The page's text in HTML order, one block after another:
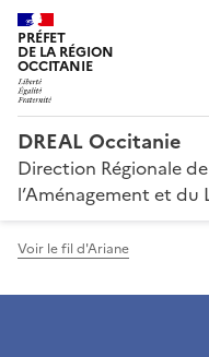
PRÉFET
DE LA RÉGION
OCCITANIE
DREAL Occitanie
Direction Régionale
l’Aménagement et du
Voir le fil d'Ariane